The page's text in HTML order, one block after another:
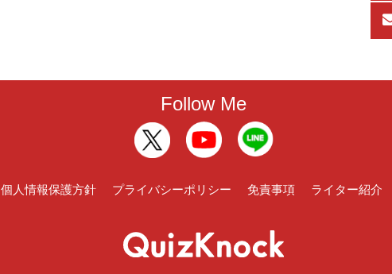
Follow Me
個人情報保護方針 プライバシーポリシー 免責事項 ライター紹介